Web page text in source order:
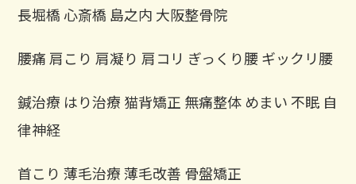
長堀橋 心斎橋 島之内 大阪整骨院
腰痛 肩こり 肩凝り 肩コリ ぎっくり腰 ギックリ腰
鍼治療 はり治療 猫背矯正 無痛整体 めまい 不眠 自
律神経
首こり 薄毛治療 薄毛改善 骨盤矯正